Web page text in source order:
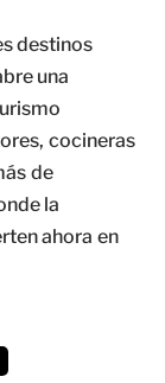
destinos
una
cocineras
de
la
ahora en